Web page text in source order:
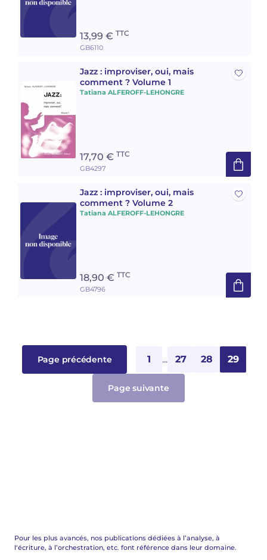
13,99 € TTC
GB6110
Jazz : improviser, oui, mais
comment ? Volume 1
Tatiana ALFEROFF-LEHONGRE
17,70 € TTC
GB4297
Jazz : improviser, oui, mais
comment ? Volume 2
Tatiana ALFEROFF-LEHONGRE
18,90 € TTC
GB4796
Page précédente 1 ... 27 28 29
Page suivante
Pour les plus avancés, nos publications dédiées à l’analyse, à
l‘écriture, à l’orchestration, etc. font référence dans leur domaine.